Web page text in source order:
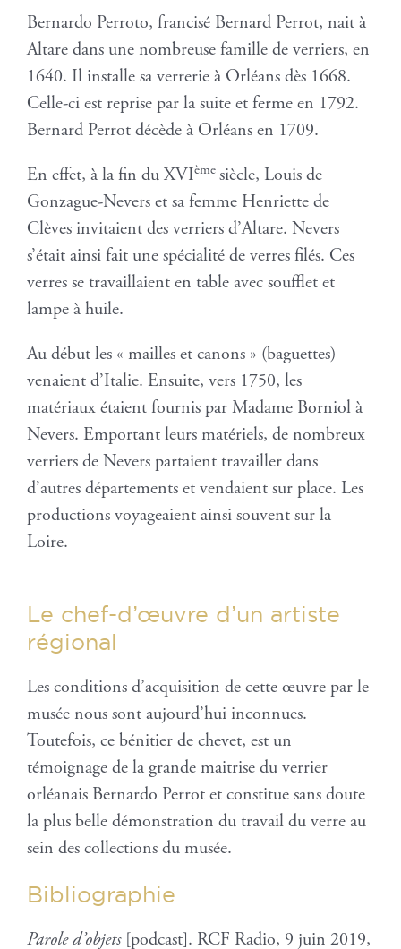
Bernardo Perroto, francisé Bernard Perrot, nait à
Altare dans une nombreuse famille de verriers, en
1640. Il installe sa verrerie à Orléans dès 1668.
Celle-ci est reprise par la suite et ferme en 1792.
Bernard Perrot décède à Orléans en 1709.
En effet, à la fin du XVIème siècle, Louis de
Gonzague-Nevers et sa femme Henriette de
Clèves invitaient des verriers d’Altare. Nevers
s’était ainsi fait une spécialité de verres filés. Ces
verres se travaillaient en table avec soufflet et
lampe à huile.
Au début les « mailles et canons » (baguettes)
venaient d’Italie. Ensuite, vers 1750, les
matériaux étaient fournis par Madame Borniol à
Nevers. Emportant leurs matériels, de nombreux
verriers de Nevers partaient travailler dans
d’autres départements et vendaient sur place. Les
productions voyageaient ainsi souvent sur la
Loire.
Le chef-d’œuvre d’un artiste
régional
Les conditions d’acquisition de cette œuvre par le
musée nous sont aujourd’hui inconnues.
Toutefois, ce bénitier de chevet, est un
témoignage de la grande maitrise du verrier
orléanais Bernardo Perrot et constitue sans doute
la plus belle démonstration du travail du verre au
sein des collections du musée.
Bibliographie
Parole d’objets[podcast]. RCF Radio, 9 juin 2019,